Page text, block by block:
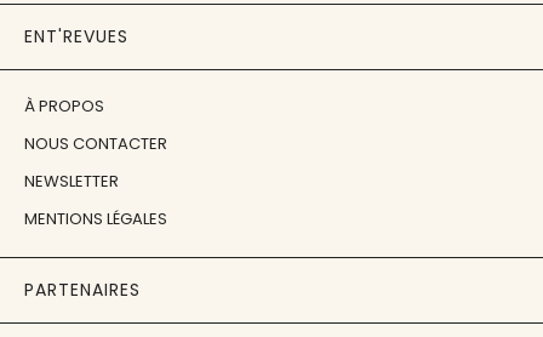
ENT'REVUES
À PROPOS
NOUS CONTACTER
NEWSLETTER
MENTIONS LÉGALES
PARTENAIRES